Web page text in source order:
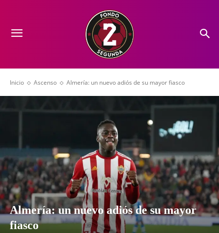
Inicio Ascenso Almería: un nuevo adiós de su mayor fiasco
Almería: un nuevo adiós de su mayor
fiasco